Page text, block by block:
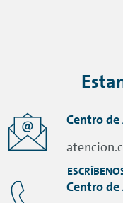
Centro
Centro